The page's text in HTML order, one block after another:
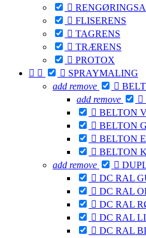

 FLISERENS
 TAGRENS
 TRÆRENS
 PROTOX
   SPRAYMALING
add remove 
add remove 
 BELTON
 BELTON
 BELTON
 BELTON
add remove 
 DC RAL
 DC RAL
 DC RAL
 DC RAL
 DC RAL